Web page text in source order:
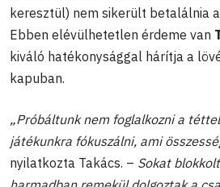
keresztül) nem sikerült betalálnia
Ebben elévülhetetlen érdeme van
kiváló hatékonysággal hárítja a
kapuban.
„Próbáltunk nem foglalkozni a
játékunkra fókuszálni, ami
nyilatkozta Takács. – Sokat